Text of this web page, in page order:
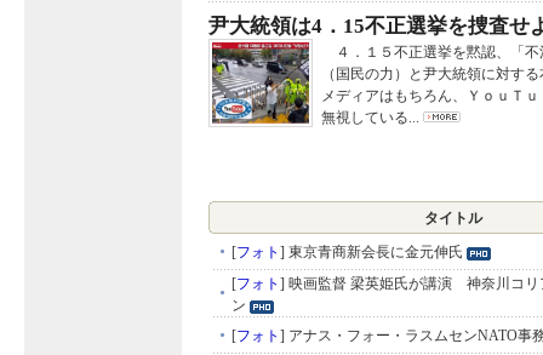
尹大統領は4．15不正選挙を捜査せ
４．１５不正選挙を黙認、「
（国民の力）と尹大統領に対す
メディアはもちろん、ＹｏｕＴ
無視している...
タイトル
[フォト ] 東京青商新会長に金元伸氏
[フォト ] 映画監督 梁英姫氏が講演 神奈川コリ
ン
[フォト ] アナス・フォー・ラスムセンNATO事